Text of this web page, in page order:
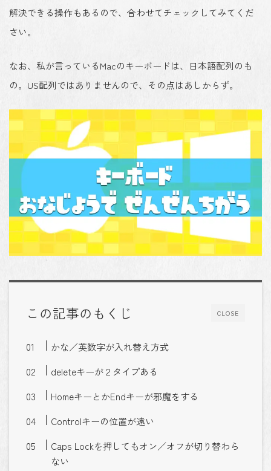
解決できる操作もあるので、合わせてチェックしてみてくだ
さい。
なお、私が言っているMacのキーボードは、日本語配列のも
の。US配列ではありませんので、その点はあしからず。
CLOSE
この記事のもくじ
かな／英数字が入れ替え方式
deleteキーが２タイプある
HomeキーとかEndキーが邪魔をする
Controlキーの位置が遠い
Caps Lockを押してもオン／オフが切り替わら
ない